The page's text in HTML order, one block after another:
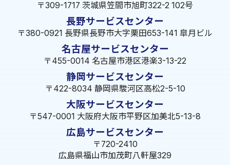
〒309-1717 茨城県笠間市旭町322-2 102号
長野サービスセンター
〒380-0921 長野県長野市大字栗田653-141 皐月ビル
名古屋サービスセンター
〒455-0014 名古屋市港区港楽3-13-22
静岡サービスセンター
〒422-8034 静岡県駿河区高松2-5-10
大阪サービスセンター
〒547-0001 大阪府大阪市平野区加美北5-13-8
広島サービスセンター
〒720-2410
広島県福山市加茂町八軒屋329